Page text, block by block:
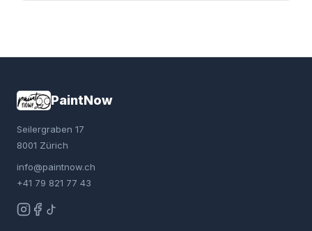
PaintNow
Seilergraben 17
8001 Zürich
info@paintnow.ch
+41 79 821 77 43